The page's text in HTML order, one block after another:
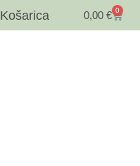
Košarica 0,00€ 0